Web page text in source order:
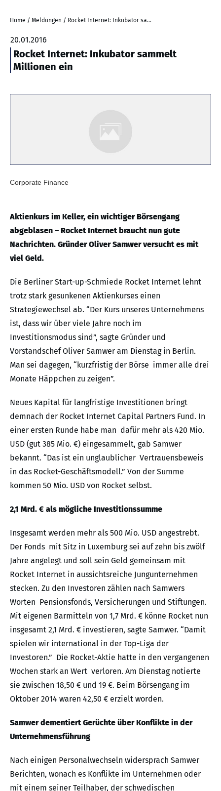
Home / Meldungen / Rocket Internet: Inkubator sammelt Millionen ein
20.01.2016
Rocket Internet: Inkubator sammelt
Millionen ein
Corporate Finance
Aktienkurs im Keller, ein wichtiger Börsengang
abgeblasen – Rocket Internet braucht nun gute
Nachrichten. Gründer Oliver Samwer versucht es mit
viel Geld.
Die Berliner Start-up-Schmiede Rocket Internet lehnt
trotz stark gesunkenen Aktienkurses einen
Strategiewechsel ab. “Der Kurs unseres Unternehmens
ist, dass wir über viele Jahre noch im
Investitionsmodus sind”, sagte Gründer und
Vorstandschef Oliver Samwer am Dienstag in Berlin.
Man sei dagegen, “kurzfristig der Börse immer alle drei
Monate Häppchen zu zeigen”.
Neues Kapital für langfristige Investitionen bringt
demnach der Rocket Internet Capital Partners Fund. In
einer ersten Runde habe man dafür mehr als 420 Mio.
USD (gut 385 Mio. €) eingesammelt, gab Samwer
bekannt. “Das ist ein unglaublicher Vertrauensbeweis
in das Rocket-Geschäftsmodell.” Von der Summe
kommen 50 Mio. USD von Rocket selbst.
2,1 Mrd. € als mögliche Investitionssumme
Insgesamt werden mehr als 500 Mio. USD angestrebt.
Der Fonds mit Sitz in Luxemburg sei auf zehn bis zwölf
Jahre angelegt und soll sein Geld gemeinsam mit
Rocket Internet in aussichtsreiche Jungunternehmen
stecken. Zu den Investoren zählen nach Samwers
Worten Pensionsfonds, Versicherungen und Stiftungen.
Mit eigenen Barmitteln von 1,7 Mrd. € könne Rocket nun
insgesamt 2,1 Mrd. € investieren, sagte Samwer. “Damit
spielen wir international in der Top-Liga der
Investoren.” Die Rocket-Aktie hatte in den vergangenen
Wochen stark an Wert verloren. Am Dienstag notierte
sie zwischen 18,50 € und 19 €. Beim Börsengang im
Oktober 2014 waren 42,50 € erzielt worden.
Samwer dementiert Gerüchte über Konflikte in der
Unternehmensführung
Nach einigen Personalwechseln widersprach Samwer
Berichten, wonach es Konflikte im Unternehmen oder
mit einem seiner Teilhaber, der schwedischen